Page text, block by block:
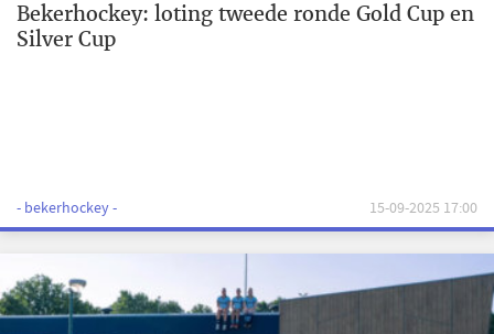
Bekerhockey: loting tweede ronde Gold Cup en
Silver Cup
- bekerhockey - 15-09-2025 17:00